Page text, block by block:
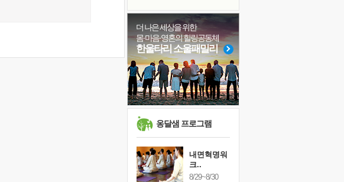
'말 타는 법'을 먼저
졸업식 사진을 보며
극심한 변비, 어깨결림, 수면 장애
아픈 아버지를 위한 공간 설계
슬럼프
보고 싶은 어머니
유년 시절의 부산 영도 바다
못된 꼰대들
너무 황홀한 꽃들이여!
#희망
#바이러스
#나눔
#친구
#비전캠프
#위기
#건강
#링컨학교
#사람
#독서캠프
#극복
더 나은 세상을 위한
몸·마음·영혼의 힐링공동체
한울타리 소울패밀리
옹달샘 프로그램
내면혁명워
크..
8/29~8/30